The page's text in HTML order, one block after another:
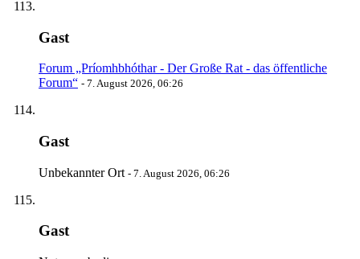
Gast
Forum „Príomhbhóthar - Der Große Rat - das öffentliche
Forum“ - 7. August 2026, 06:26
Gast
Unbekannter Ort - 7. August 2026, 06:26
Gast